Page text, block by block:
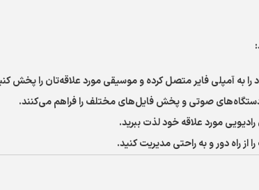
به آمپلی فایر متصل کرده و موسیقی مورد علاقه‌تان را پخش
دستگاه‌های صوتی و پخش فایل‌های مختلف را فراهم می‌کنند.
راه دور و به راحتی مدیریت کنید.